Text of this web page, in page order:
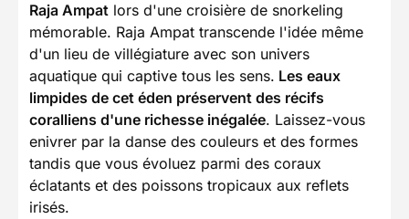
Raja Ampat lors d'une croisière de snorkeling
mémorable. Raja Ampat transcende l'idée même
d'un lieu de villégiature avec son univers
aquatique qui captive tous les sens. Les eaux
limpides de cet éden préservent des récifs
coralliens d'une richesse inégalée. Laissez-vous
enivrer par la danse des couleurs et des formes
tandis que vous évoluez parmi des coraux
éclatants et des poissons tropicaux aux reflets
irisés.